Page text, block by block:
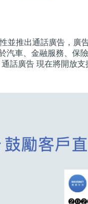
並推出通話廣告，
汽車、金融服務、保
話廣告 現在將開放